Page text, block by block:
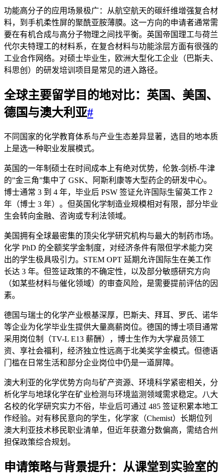
功能高分子的应用场景极广：从航空航天的碳纤维增强复合材
料，到手机柔性屏的聚酰亚胺薄膜。这一方向的申请者通常需
要在有机合成与高分子物理之间找平衡。英国帝国理工与荷兰
代尔夫特理工的材料系，在复合材料与功能涂层方面有很强的
工业合作网络。对硕士毕业生，欧洲大型化工企业（巴斯夫、
科思创）的研发培训项目是常见的进入路径。
全球主要留学目的地对比：英国、美国、
德国与澳大利亚#
不同国家的化学教育体系与产业生态差异显著，选目的地本质
上是选一种职业发展模式。
英国的一年制硕士在时间成本上有绝对优势，伦敦-剑桥-牛津
的”金三角”集中了 GSK、阿斯利康等大型药企的研发中心。
博士通常 3 到 4 年，毕业后 PSW 签证允许国际生留英工作 2
年（博士 3 年）。但英国化学制造业规模相对有限，部分毕业
生会转向金融、咨询或专利法领域。
美国拥有全球最密集的顶尖化学研究机构与最大的制药市场。
化学 PhD 的全额奖学金制度，对经济条件有限但学术能力突
出的学生极具吸引力。STEM OPT 延期允许国际生在美工作
长达 3 年。但签证政策的不确定性，以及部分敏感研究方向
（如某些材料与催化领域）的审查风险，是需要提前评估的因
素。
德国与瑞士的化学产业根基深厚，巴斯夫、拜耳、罗氏、诺华
等企业为化学毕业生提供大量高薪岗位。德国的博士项目通常
采用岗位制（TV-L E13 薪酬），博士生作为大学雇员领工
资、享社会福利，经济独立性远高于北美奖学金模式。但德语
门槛在日常生活和部分企业岗位中仍是一道屏障。
澳大利亚的化学优势方向与矿产资源、环境科学紧密相关，分
析化学与地球化学在矿业检测与环境监测领域需求稳定。八大
名校的化学研究实力不俗，毕业后可通过 485 签证积累本地工
作经验。对有移民意向的学生，化学家（Chemist）长期位列
澳大利亚技术移民职业清单，但近年获邀分数偏高，需结合州
担保政策综合规划。
申请策略与背景提升：从课堂到实验室的